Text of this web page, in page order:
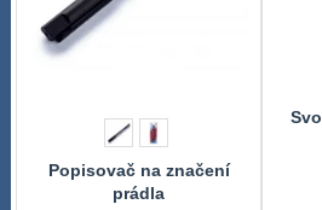
Popisovač na značení
prádla